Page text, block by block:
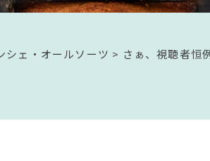
シェ・オールソーツ > さぁ、視聴者恒